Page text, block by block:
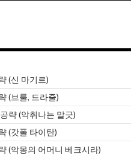
(신 마기르)
(브룰, 드라줄)
략 (악취나는 말긋)
(갓폴 타이탄)
(악몽의 어머니 베크시라)